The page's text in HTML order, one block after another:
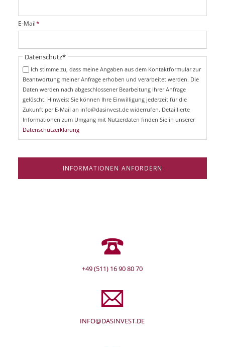
i
c
t
f
P
f
i
E-Mail*
Pflichtfeld
Datenschutz*
Ich stimme zu, dass meine Angaben aus dem Kontaktformular zur
Beantwortung meiner Anfrage erhoben und verarbeitet werden. Die
Daten werden nach abgeschlossener Bearbeitung Ihrer Anfrage
gelöscht. Hinweis: Sie können Ihre Einwilligung jederzeit für die
Zukunft per E-Mail an info@dasinvest.de widerrufen. Detaillierte
Informationen zum Umgang mit Nutzerdaten finden Sie in unserer
Datenschutzerklärung
INFORMATIONEN ANFORDERN
+49 (511) 16 90 80 70
INFO@DASINVEST.DE